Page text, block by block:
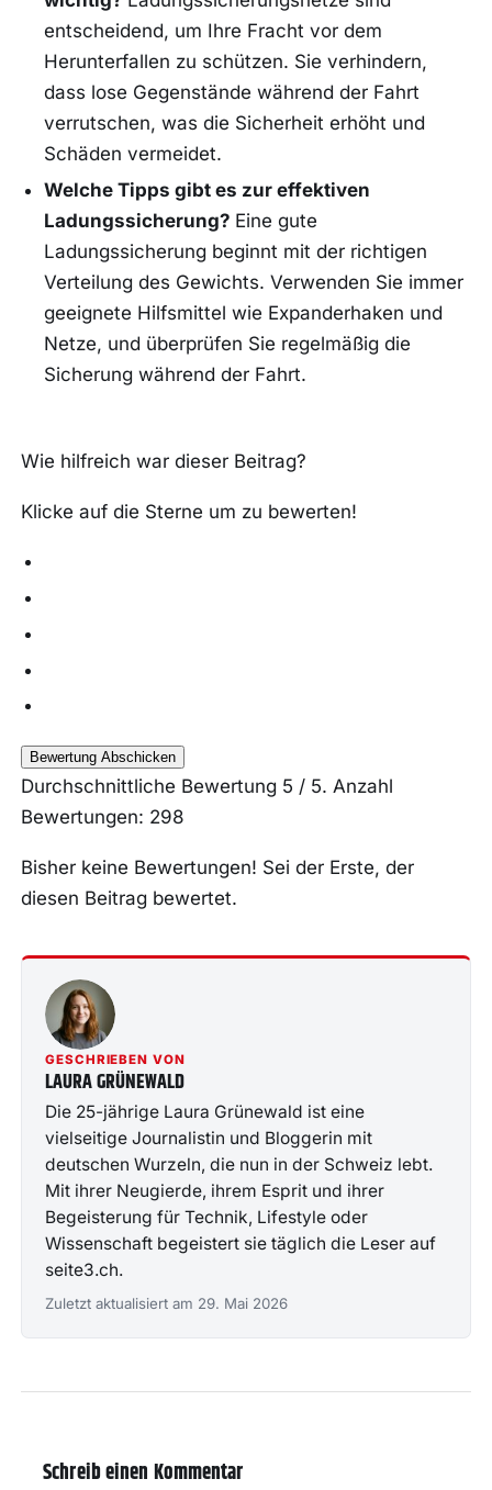
entscheidend, um Ihre Fracht vor dem
Herunterfallen zu schützen. Sie verhindern,
dass lose Gegenstände während der Fahrt
verrutschen, was die Sicherheit erhöht und
Schäden vermeidet.
Welche Tipps gibt es zur effektiven
Ladungssicherung? Eine gute
Ladungssicherung beginnt mit der richtigen
Verteilung des Gewichts. Verwenden Sie immer
geeignete Hilfsmittel wie Expanderhaken und
Netze, und überprüfen Sie regelmäßig die
Sicherung während der Fahrt.
Wie hilfreich war dieser Beitrag?
Klicke auf die Sterne um zu bewerten!
Bewertung Abschicken
Durchschnittliche Bewertung 5 / 5. Anzahl
Bewertungen: 298
Bisher keine Bewertungen! Sei der Erste, der
diesen Beitrag bewertet.
GESCHRIEBEN VON
LAURA GRÜNEWALD
Die 25-jährige Laura Grünewald ist eine
vielseitige Journalistin und Bloggerin mit
deutschen Wurzeln, die nun in der Schweiz lebt.
Mit ihrer Neugierde, ihrem Esprit und ihrer
Begeisterung für Technik, Lifestyle oder
Wissenschaft begeistert sie täglich die Leser auf
seite3.ch.
Zuletzt aktualisiert am 29. Mai 2026
Schreib einen Kommentar